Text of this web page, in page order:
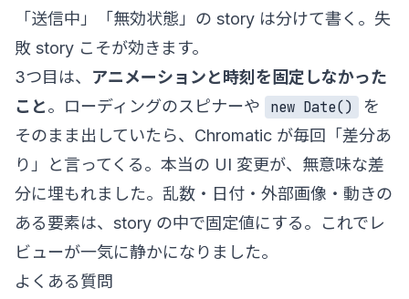
「送信中」「無効状態」の story は分けて書く。失
敗 story こそが効きます。
3つ目は、 アニメーションと時刻を固定しなかった
こと。ローディングのスピナーや new Date()
を
そのまま出していたら、Chromatic が毎回「差分あ
り」と言ってくる。本当の UI 変更が、無意味な差
分に埋もれました。乱数・日付・外部画像・動きの
ある要素は、story の中で固定値にする。これでレ
ビューが一気に静かになりました。
よくある質問